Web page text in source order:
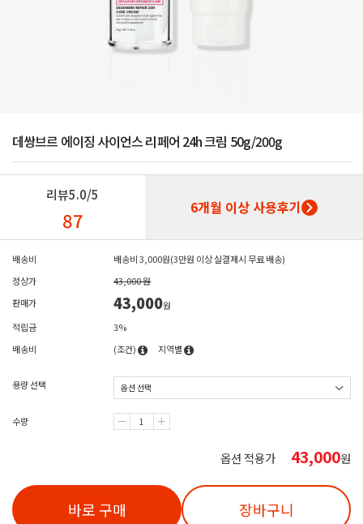
데쌍브르 에이징 사이언스 리페어 24h 크림 50g/200g
리뷰5.0/5
87 6개월 이상 사용후기
배송비
배송비 3,000원(3만원 이상 실결제시 무료 배송)
정상가
43,000 원
판매가
43,000원
적립금
3%
배송비
(조건) 지역별
용량 선택
수량
옵션 적용가 43,000원
바로 구매 장바구니